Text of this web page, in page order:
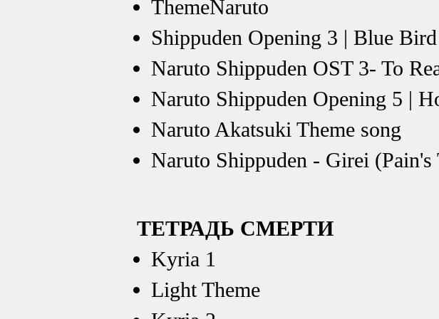
ThemeNaruto
Shippuden Opening 3 | Blue Bird
Naruto Shippuden OST 3- To
Naruto Shippuden Opening 5 |
Naruto Akatsuki Theme song
Naruto Shippuden - Girei (Pain's
ТЕТРАДЬ СМЕРТИ
Kyria 1
Light Theme